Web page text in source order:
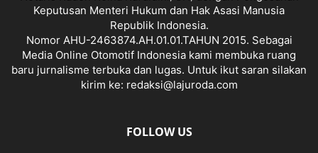
Keputusan Menteri Hukum dan Hak Asasi Manusia
Republik Indonesia.
Nomor AHU-2463874.AH.01.01.TAHUN 2015. Sebagai
Media Online Otomotif Indonesia kami membuka ruang
baru jurnalisme terbuka dan lugas. Untuk ikut saran silakan
kirim ke: redaksi@lajuroda.com
FOLLOW US